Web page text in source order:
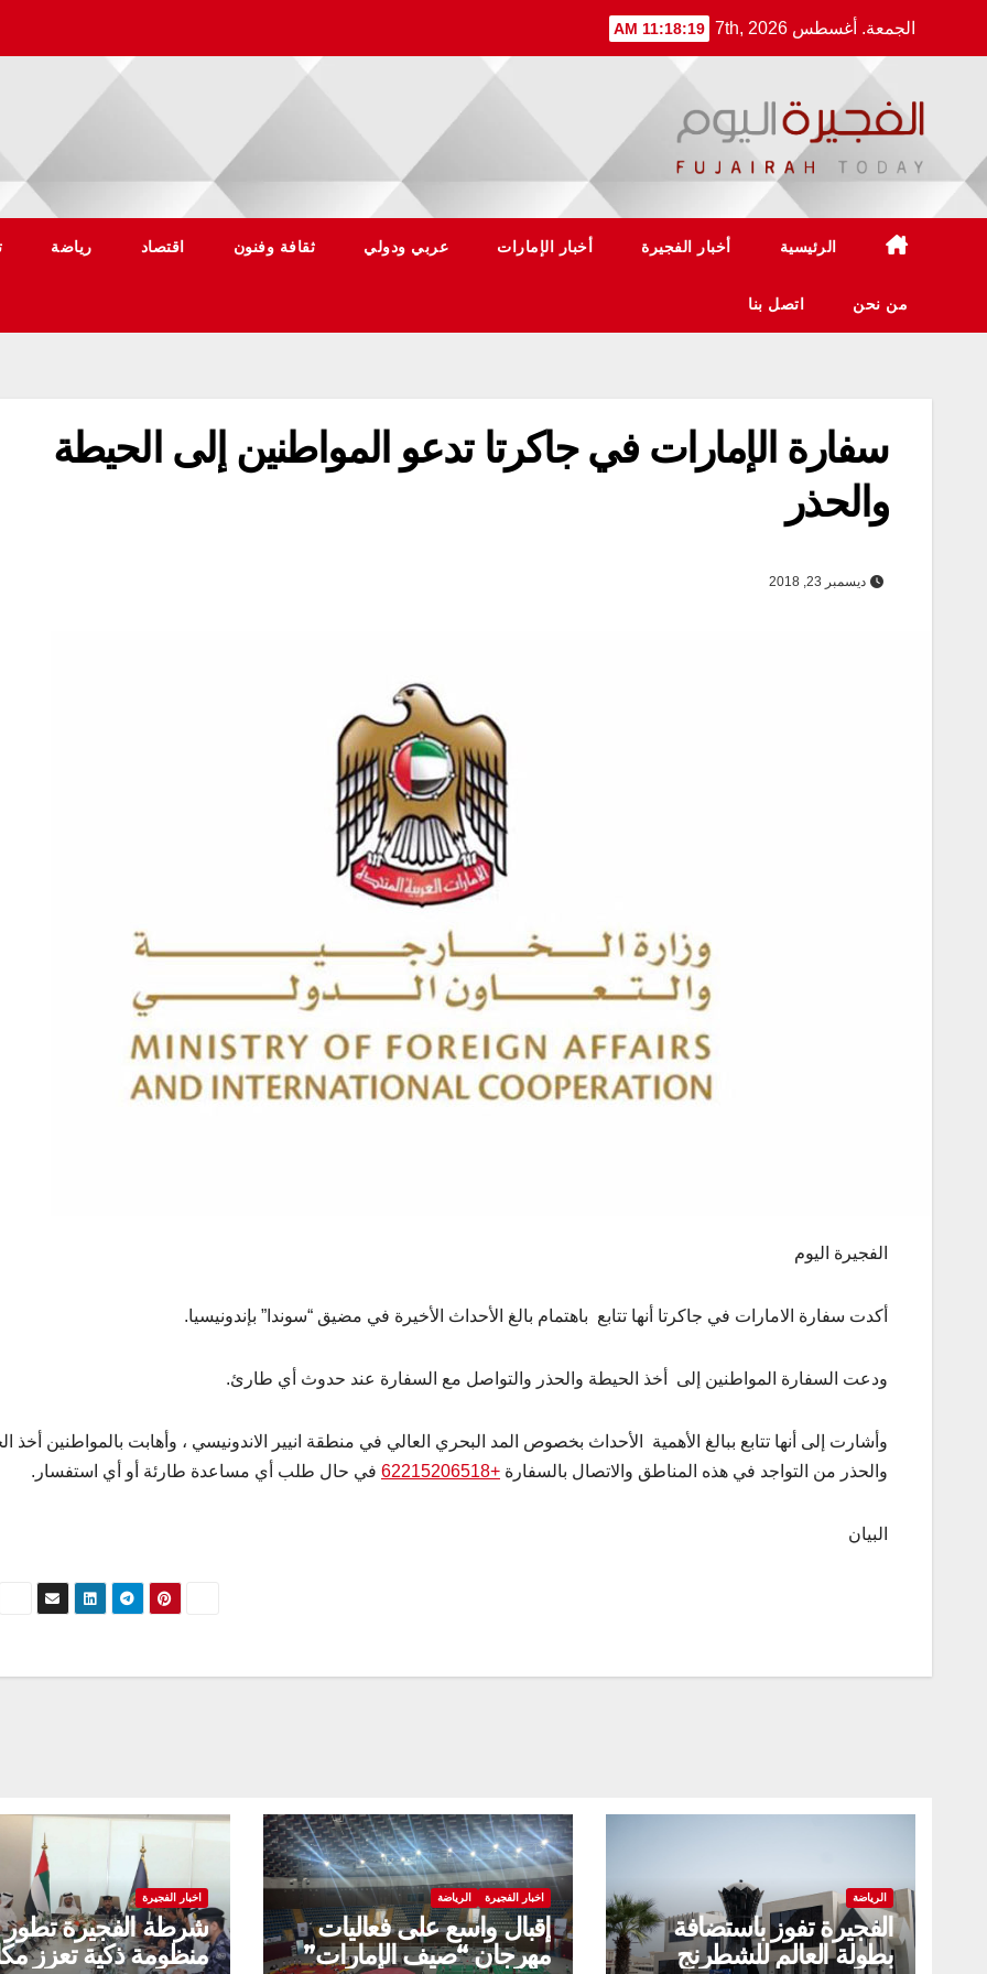
الجمعة. أغسطس 7th, 2026 11:18:19 AM
الرئيسية أخبار الفجيرة أخبار الإمارات عربي ودولي ثقافة وفنون اقتصاد رياضة
من نحن اتصل بنا
سفارة الإمارات في جاكرتا تدعو المواطنين إلى الحيطة
والحذر
ديسمبر 23, 2018
الفجيرة اليوم
أكدت سفارة الامارات في جاكرتا أنها تتابع باهتمام بالغ الأحداث الأخيرة في مضيق “سوندا” بإندونيسيا.
ودعت السفارة المواطنين إلى أخذ الحيطة والحذر والتواصل مع السفارة عند حدوث أي طارئ.
وأشارت إلى أنها تتابع ببالغ الأهمية الأحداث بخصوص المد البحري العالي في منطقة انيير الاندونيسي ، وأهابت بالمواطنين أخذ
والحذر من التواجد في هذه المناطق والاتصال بالسفارة +62215206518 في حال طلب أي مساعدة طارئة أو أي استفسار.
البيان
الرياضة
الفجيرة تفوز باستضافة
بطولة العالم للشطرنج
اخبار الفجيرة الرياضة
إقبال واسع على فعاليات
مهرجان “صيف الإمارات”
اخبار الفجيرة
شرطة الفجيرة تطور
منظومة ذكية تعزز